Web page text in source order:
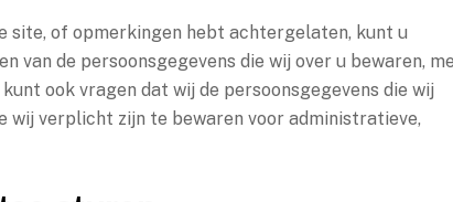
site, of opmerkingen hebt achtergelaten, kunt u
van de persoonsgegevens die wij over u bewaren,
ook vragen dat wij de persoonsgegevens die wij
wij verplicht zijn te bewaren voor administratieve,